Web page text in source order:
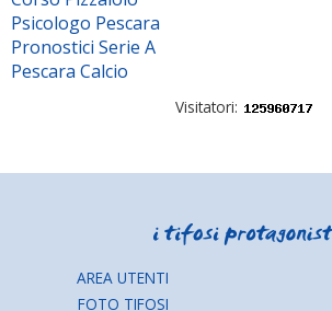
Psicologo Pescara
Pronostici Serie A
Pescara Calcio
Visitatori:
AREA UTENTI
FOTO TIFOSI